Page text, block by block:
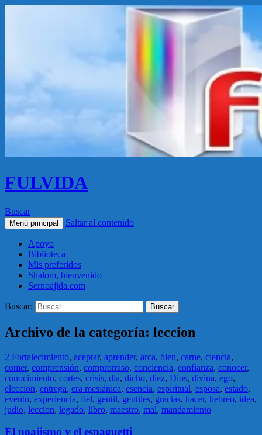
FULVIDA
Buscar
Menú principal Saltar al contenido
Apoyo
Biblioteca
Mis preferidos
Shalom, bienvenido
Sernoajida.com
Buscar:
Archivo de la categoría: leccion
2 Fortalecimiento, aceptar, aprender, arca, bien, carne, ciencia,
comer, comprensión, compromiso, conciencia, confianza, conocer,
conocimiento, cortes, crisis, dia, dicho, diez, Dios, divina, ego,
eleccion, entrega, era mesiánica, esencia, espiritual, esposa, estado,
evento, experiencia, fiel, gentil, gentiles, gracias, hacer, hebreo, idea,
judio, leccion, legado, libro, maestro, mal, mandamiento
El noajismo y el espaguetti